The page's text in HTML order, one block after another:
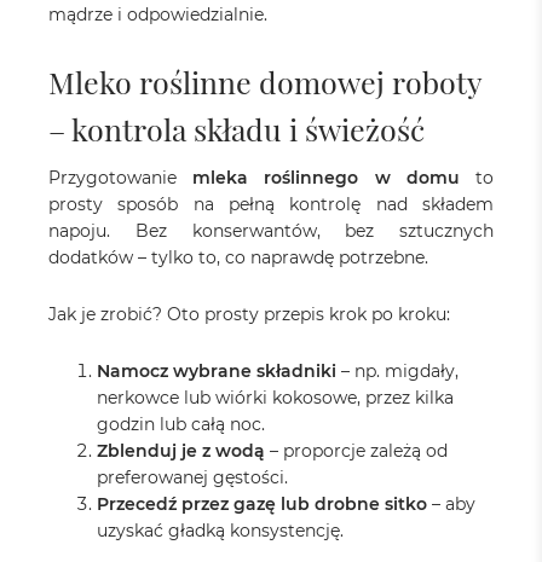
mądrze i odpowiedzialnie.
Mleko roślinne domowej roboty
– kontrola składu i świeżość
Przygotowanie mleka roślinnego w domu to
prosty sposób na pełną kontrolę nad składem
napoju. Bez konserwantów, bez sztucznych
dodatków – tylko to, co naprawdę potrzebne.
Jak je zrobić? Oto prosty przepis krok po kroku:
Namocz wybrane składniki – np. migdały,
nerkowce lub wiórki kokosowe, przez kilka
godzin lub całą noc.
Zblenduj je z wodą – proporcje zależą od
preferowanej gęstości.
Przecedź przez gazę lub drobne sitko – aby
uzyskać gładką konsystencję.